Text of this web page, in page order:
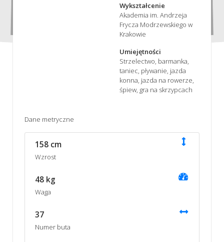
Wykształcenie
Akademia im. Andrzeja
Frycza Modrzewskiego w
Krakowie
Umiejętności
Strzelectwo, barmanka,
taniec, pływanie, jazda
konna, jazda na rowerze,
śpiew, gra na skrzypcach
Dane metryczne
158 cm
Wzrost
48 kg
Waga
37
Numer buta